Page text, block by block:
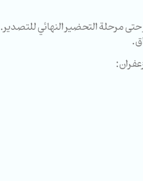
مرحلة التحضير النهائي للتصدير.